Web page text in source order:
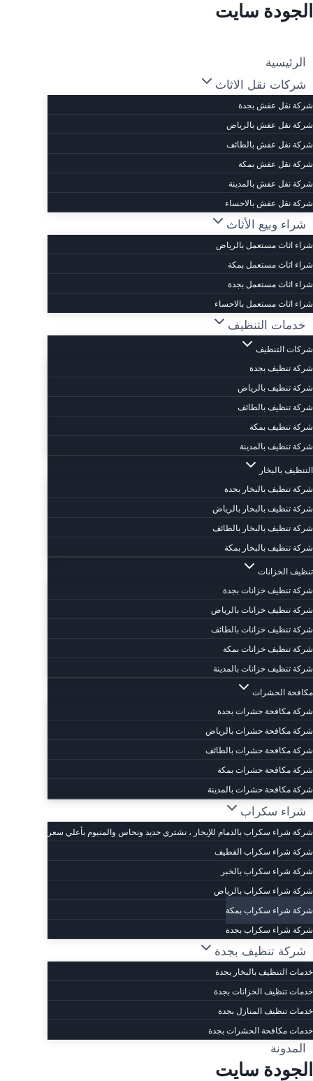
الجودة سايت
الرئيسية
شركات نقل الاثاث
شركة نقل عفش بجدة
شركة نقل عفش بالرياض
شركة نقل عفش بالطائف
شركة نقل عفش بمكة
شركة نقل عفش بالمدينة
شركة نقل عفش بالاحساء
شراء وبيع الأثاث
شراء اثاث مستعمل بالرياض
شراء اثاث مستعمل بمكة
شراء اثاث مستعمل بجدة
شراء اثاث مستعمل بالاحساء
خدمات التنظيف
شركات التنظيف
شركة تنظيف بجدة
شركة تنظيف بالرياض
شركة تنظيف بالطائف
شركة تنظيف بمكة
شركة تنظيف بالمدينة
التنظيف بالبخار
شركة تنظيف بالبخار بجدة
شركة تنظيف بالبخار بالرياض
شركة تنظيف بالبخار بالطائف
شركة تنظيف بالبخار بمكة
تنظيف الخزانات
شركة تنظيف خزانات بجدة
شركة تنظيف خزانات بالرياض
شركة تنظيف خزانات بالطائف
شركة تنظيف خزانات بمكة
شركة تنظيف خزانات بالمدينة
مكافحة الحشرات
شركة مكافحة حشرات بجدة
شركة مكافحة حشرات بالرياض
شركة مكافحة حشرات بالطائف
شركة مكافحة حشرات بمكة
شركة مكافحة حشرات بالمدينة
شراء سكراب
شركة شراء سكراب بالدمام للإيجار ، نشتري حديد ونحاس والمنيوم بأعلي سعر
شركة شراء سكراب القطيف
شركة شراء سكراب بالخبر
شركة شراء سكراب بالرياض
شركة شراء سكراب بمكة
شركة شراء سكراب بجدة
شركة تنظيف بجدة
خدمات التنظيف بالبخار بجدة
خدمات تنظيف الخزانات بجدة
خدمات تنظيف المنازل بجدة
خدمات مكافحة الحشرات بجدة
المدونة
الجودة سايت